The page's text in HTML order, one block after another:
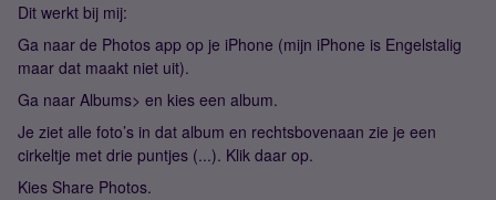
Dit werkt bij mij:
Ga naar de Photos app op je iPhone (mijn iPhone is Engelstalig
maar dat maakt niet uit).
Ga naar Albums> en kies een album.
Je ziet alle foto’s in dat album en rechtsbovenaan zie je een
cirkeltje met drie puntjes (...). Klik daar op.
Kies Share Photos.